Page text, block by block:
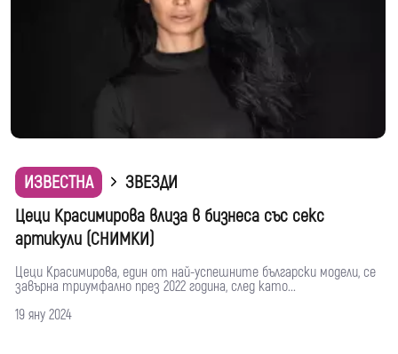
ИЗВЕСТНА
ЗВЕЗДИ
Цеци Красимирова влиза в бизнеса със секс
артикули (СНИМКИ)
Цеци Красимирова, един от най-успешните български модели, се
завърна триумфално през 2022 година, след като...
19 яну 2024